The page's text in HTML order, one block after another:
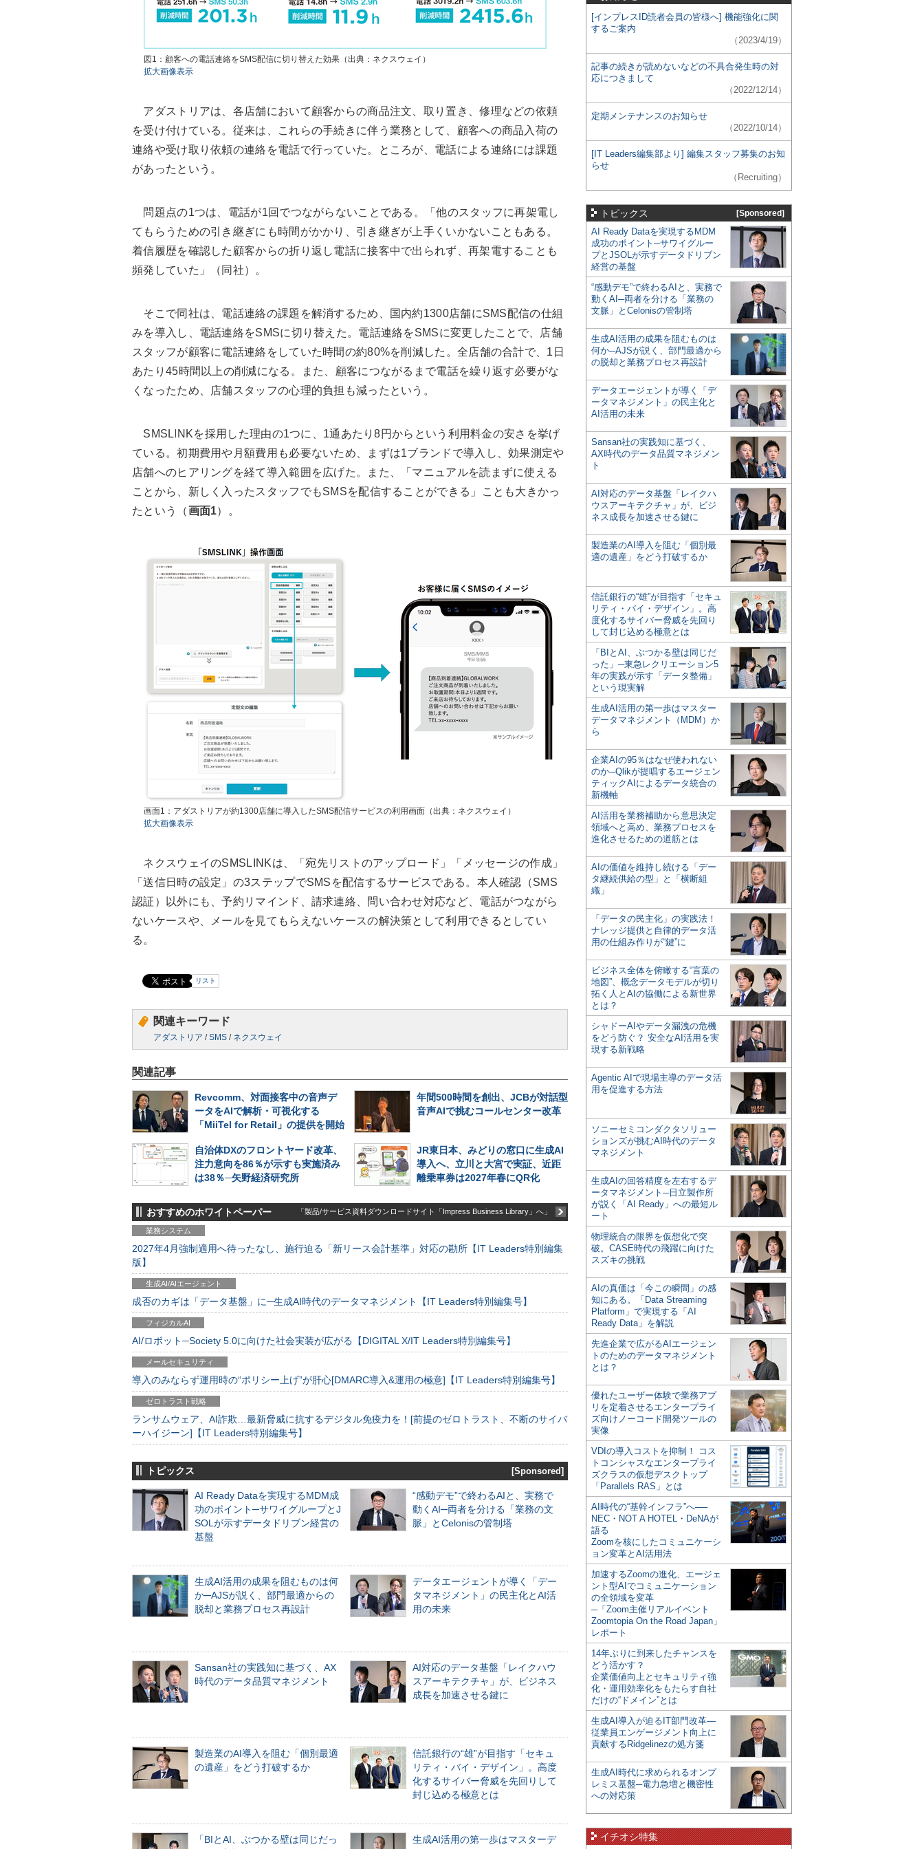
図1：顧客への電話連絡をSMS配信に切り替えた効果（出典：ネクスウェイ）
拡大画像表示
アダストリアは、各店舗において顧客からの商品注文、取り置き、修理などの依頼
を受け付けている。従来は、これらの手続きに伴う業務として、顧客への商品入荷の
連絡や受け取り依頼の連絡を電話で行っていた。ところが、電話による連絡には課題
があったという。
問題点の1つは、電話が1回でつながらないことである。「他のスタッフに再架電し
てもらうための引き継ぎにも時間がかかり、引き継ぎが上手くいかないこともある。
着信履歴を確認した顧客からの折り返し電話に接客中で出られず、再架電することも
頻発していた」（同社）。
そこで同社は、電話連絡の課題を解消するため、国内約1300店舗にSMS配信の仕組
みを導入し、電話連絡をSMSに切り替えた。電話連絡をSMSに変更したことで、店舗
スタッフが顧客に電話連絡をしていた時間の約80%を削減した。全店舗の合計で、1日
あたり45時間以上の削減になる。また、顧客につながるまで電話を繰り返す必要がな
くなったため、店舗スタッフの心理的負担も減ったという。
SMSLINKを採用した理由の1つに、1通あたり8円からという利用料金の安さを挙げ
ている。初期費用や月額費用も必要ないため、まずは1ブランドで導入し、効果測定や
店舗へのヒアリングを経て導入範囲を広げた。また、「マニュアルを読まずに使える
ことから、新しく入ったスタッフでもSMSを配信することができる」ことも大きかっ
たという（画面1）。
画面1：アダストリアが約1300店舗に導入したSMS配信サービスの利用画面（出典：ネクスウェイ）
拡大画像表示
ネクスウェイのSMSLINKは、「宛先リストのアップロード」「メッセージの作成」
「送信日時の設定」の3ステップでSMSを配信するサービスである。本人確認（SMS
認証）以外にも、予約リマインド、請求連絡、問い合わせ対応など、電話がつながら
ないケースや、メールを見てもらえないケースの解決策として利用できるとしてい
る。
リスト
関連キーワード
アダストリア /SMS / ネクスウェイ
関連記事
Revcomm、対面接客中の音声デ
ータをAIで解析・可視化する
「MiiTel for Retail」の提供を開始
年間500時間を創出、JCBが対話型
音声AIで挑むコールセンター改革
自治体DXのフロントヤード改革、
注力意向を86％が示すも実施済み
は38％─矢野経済研究所
JR東日本、みどりの窓口に生成AI
導入へ、立川と大宮で実証、近距
離乗車券は2027年春にQR化
おすすめのホワイトペーパー 「製品/サービス資料ダウンロードサイト「Impress Business Library」へ」
業務システム
2027年4月強制適用へ待ったなし、施行迫る「新リース会計基準」対応の勘所【IT Leaders特別編集
版】
生成AI/AIエージェント
成否のカギは「データ基盤」に─生成AI時代のデータマネジメント【IT Leaders特別編集号】
フィジカルAI
AI/ロボット─Society 5.0に向けた社会実装が広がる【DIGITAL X/IT Leaders特別編集号】
メールセキュリティ
導入のみならず運用時の“ポリシー上げ”が肝心[DMARC導入&運用の極意]【IT Leaders特別編集号】
ゼロトラスト戦略
ランサムウェア、AI詐欺…最新脅威に抗するデジタル免疫力を！[前提のゼロトラスト、不断のサイバ
ーハイジーン]【IT Leaders特別編集号】
トピックス [Sponsored]
AI Ready Dataを実現するMDM成
功のポイント─サワイグループとJ
SOLが示すデータドリブン経営の
基盤
“感動デモ”で終わるAIと、実務で
動くAI─両者を分ける「業務の文
脈」とCelonisの管制塔
生成AI活用の成果を阻むものは何
か─AJSが説く、部門最適からの
脱却と業務プロセス再設計
データエージェントが導く「デー
タマネジメント」の民主化とAI活
用の未来
Sansan社の実践知に基づく、AX
時代のデータ品質マネジメント
AI対応のデータ基盤「レイクハウ
スアーキテクチャ」が、ビジネス
成長を加速させる鍵に
製造業のAI導入を阻む「個別最適
の遺産」をどう打破するか
信託銀行の“雄”が目指す「セキュ
リティ・バイ・デザイン」。高度
化するサイバー脅威を先回りして
封じ込める極意とは
「BIとAI、ぶつかる壁は同じだっ
生成AI活用の第一歩はマスターデ
[インプレスID読者会員の皆様へ] 機能強化に関
するご案内
（2023/4/19）
記事の続きが読めないなどの不具合発生時の対
応につきまして
（2022/12/14）
定期メンテナンスのお知らせ
（2022/10/14）
[IT Leaders編集部より] 編集スタッフ募集のお知
らせ
（Recruiting）
トピックス [Sponsored]
AI Ready Dataを実現するMDM
成功のポイント─サワイグルー
プとJSOLが示すデータドリブン
経営の基盤
“感動デモ”で終わるAIと、実務で
動くAI─両者を分ける「業務の
文脈」とCelonisの管制塔
生成AI活用の成果を阻むものは
何か─AJSが説く、部門最適から
の脱却と業務プロセス再設計
データエージェントが導く「デ
ータマネジメント」の民主化と
AI活用の未来
Sansan社の実践知に基づく、
AX時代のデータ品質マネジメン
ト
AI対応のデータ基盤「レイクハ
ウスアーキテクチャ」が、ビジ
ネス成長を加速させる鍵に
製造業のAI導入を阻む「個別最
適の遺産」をどう打破するか
信託銀行の“雄”が目指す「セキュ
リティ・バイ・デザイン」。高
度化するサイバー脅威を先回り
して封じ込める極意とは
「BIとAI、ぶつかる壁は同じだ
った」─東急レクリエーション5
年の実践が示す「データ整備」
という現実解
生成AI活用の第一歩はマスター
データマネジメント（MDM）か
ら
企業AIの95％はなぜ使われない
のか─Qlikが提唱するエージェン
ティックAIによるデータ統合の
新機軸
AI活用を業務補助から意思決定
領域へと高め、業務プロセスを
進化させるための道筋とは
AIの価値を維持し続ける「デー
タ継続供給の型」と「横断組
織」
「データの民主化」の実践法！
ナレッジ提供と自律的データ活
用の仕組み作りが“鍵”に
ビジネス全体を俯瞰する“言葉の
地図”、概念データモデルが切り
拓く人とAIの協働による新世界
とは？
シャドーAIやデータ漏洩の危機
をどう防ぐ？ 安全なAI活用を実
現する新戦略
Agentic AIで現場主導のデータ活
用を促進する方法
ソニーセミコンダクタソリュー
ションズが挑むAI時代のデータ
マネジメント
生成AIの回答精度を左右するデ
ータマネジメント─日立製作所
が説く「AI Ready」への最短ル
ート
物理統合の限界を仮想化で突
破。CASE時代の飛躍に向けた
スズキの挑戦
AIの真価は「今この瞬間」の感
知にある。「Data Streaming
Platform」で実現する「AI
Ready Data」を解説
先進企業で広がるAIエージェン
トのためのデータマネジメント
とは？
優れたユーザー体験で業務アプ
リを定着させるエンタープライ
ズ向けノーコード開発ツールの
実像
VDIの導入コストを抑制！ コス
トコンシャスなエンタープライ
ズクラスの仮想デスクトップ
「Parallels RAS」とは
AI時代の“基幹インフラ”へ──
NEC・NOT A HOTEL・DeNAが
語る
Zoomを核にしたコミュニケーシ
ョン変革とAI活用法
加速するZoomの進化、エージェ
ント型AIでコミュニケーション
の全領域を変革
─「Zoom主催リアルイベント
Zoomtopia On the Road Japan」
レポート
14年ぶりに到来したチャンスを
どう活かす？
企業価値向上とセキュリティ強
化・運用効率化をもたらす自社
だけの“ドメイン”とは
生成AI導入が迫るIT部門改革―
従業員エンゲージメント向上に
貢献するRidgelinezの処方箋
生成AI時代に求められるオンプ
レミス基盤─電力急増と機密性
への対応策
イチオシ特集